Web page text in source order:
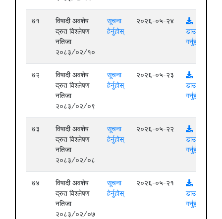
७१
विषादी अवशेष
द्रुत विश्लेषण
नतिजा
२०८३/०२/१०
सूचना
हेर्नुहोस्
२०२६-०५-२४
डाउनलोड
गर्नुहोस्
७२
विषादी अवशेष
द्रुत विश्लेषण
नतिजा
२०८३/०२/०९
सूचना
हेर्नुहोस्
२०२६-०५-२३
डाउनलोड
गर्नुहोस्
७३
विषादी अवशेष
द्रुत विश्लेषण
नतिजा
२०८३/०२/०८
सूचना
हेर्नुहोस्
२०२६-०५-२२
डाउनलोड
गर्नुहोस्
७४
विषादी अवशेष
द्रुत विश्लेषण
नतिजा
२०८३/०२/०७
सूचना
हेर्नुहोस्
२०२६-०५-२१
डाउनलोड
गर्नुहोस्